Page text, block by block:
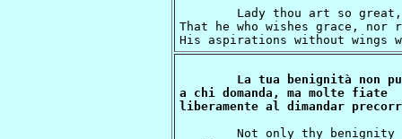
That he who wishes grace, nor
La tua benignità non
a chi domanda, ma molte fiate